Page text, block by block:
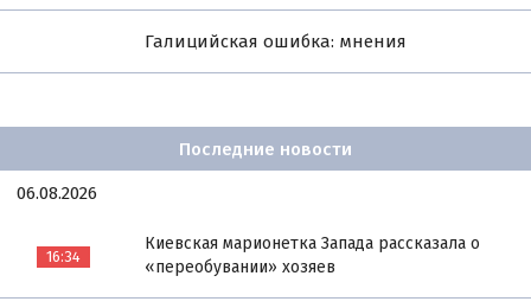
Галицийская ошибка: мнения
Последние новости
06.08.2026
16:34
Киевская марионетка Запада рассказала о
«переобувании» хозяев